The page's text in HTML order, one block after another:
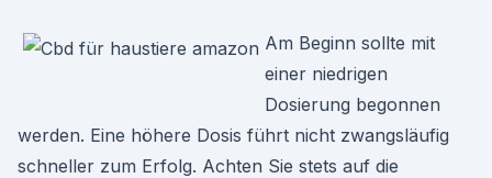
Am Beginn sollte mit
einer niedrigen
Dosierung begonnen
werden. Eine höhere Dosis führt nicht zwangsläufig
schneller zum Erfolg. Achten Sie stets auf die